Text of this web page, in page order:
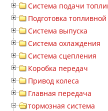
Система подачи
Подготовка
Система выпуска
Система охлаждения
Система сцепления
Коробка передач
Привод колеса
Главная передача
тормозная система